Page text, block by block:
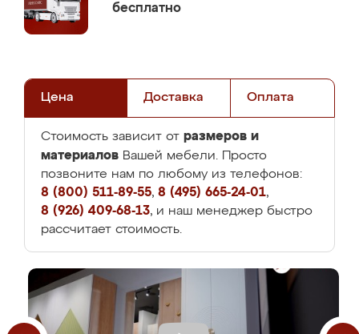
бесплатно
Цена Доставка Оплата
Стоимость зависит от размеров и
материалов Вашей мебели. Просто
позвоните нам по любому из телефонов:
8 (800) 511-89-55, 8 (495) 665-24-01,
8 (926) 409-68-13, и наш менеджер быстро
рассчитает стоимость.